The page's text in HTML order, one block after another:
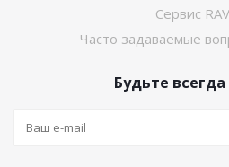
Сервис
Часто задаваемые
Будьте всегда